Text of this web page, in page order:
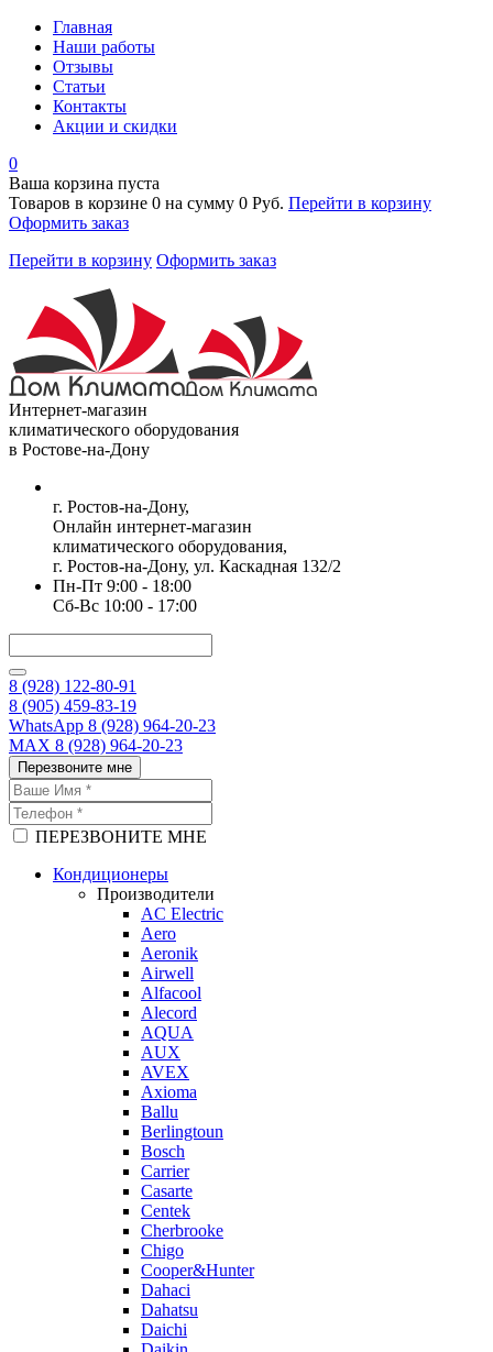
Главная
Наши работы
Отзывы
Статьи
Контакты
Акции и скидки
0
Ваша корзина пуста
Товаров в корзине 0 на сумму 0 Руб. Перейти в корзину
Оформить заказ
Перейти в корзину Оформить заказ
Интернет-магазин
климатического оборудования
в Ростове-на-Дону
г. Ростов-на-Дону,
Онлайн интернет-магазин
климатического оборудования,
г. Ростов-на-Дону, ул. Каскадная 132/2
Пн-Пт 9:00 - 18:00
Сб-Вс 10:00 - 17:00
8 (928) 122-80-91
8 (905) 459-83-19
WhatsApp 8 (928) 964-20-23
MAX 8 (928) 964-20-23
Перезвоните мне
ПЕРЕЗВОНИТЕ МНЕ
Кондиционеры
Производители
AC Electric
Aero
Aeronik
Airwell
Alfacool
Alecord
AQUA
AUX
AVEX
Axioma
Ballu
Berlingtoun
Bosch
Carrier
Casarte
Centek
Cherbrooke
Chigo
Cooper&Hunter
Dahaci
Dahatsu
Daichi